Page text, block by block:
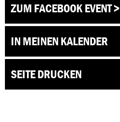
ZUM FACEBOOK EVENT >
IN MEINEN KALENDER
SEITE DRUCKEN